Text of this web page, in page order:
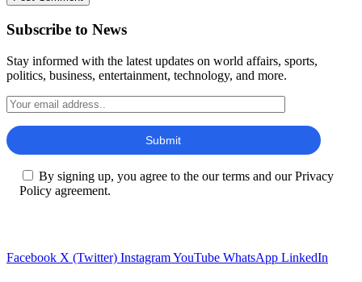
Subscribe to News
Stay informed with the latest updates on world affairs, sports,
politics, business, entertainment, technology, and more.
By signing up, you agree to the our terms and our Privacy
Policy agreement.
Facebook X (Twitter) InstagramYouTube WhatsApp LinkedIn